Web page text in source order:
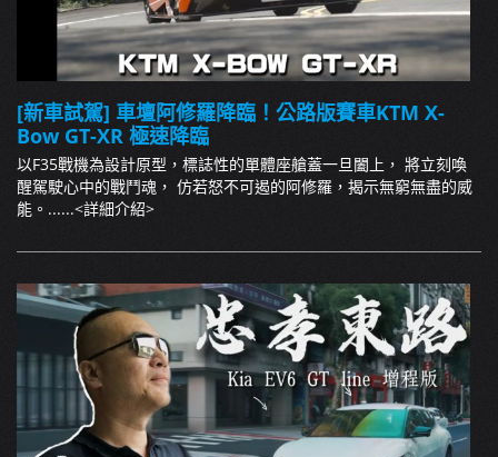
[新車試駕] 車壇阿修羅降臨！公路版賽車KTM X-
Bow GT-XR 極速降臨
以F35戰機為設計原型，標誌性的單體座艙蓋一旦闔上， 將立刻喚
醒駕駛心中的戰鬥魂， 仿若怒不可遏的阿修羅，揭示無窮無盡的威
能。......<詳細介紹>